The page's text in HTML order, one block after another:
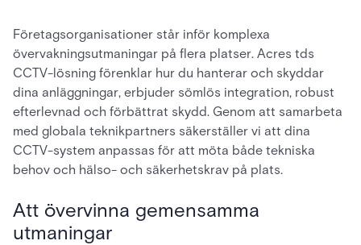
Företagsorganisationer står inför komplexa
övervakningsutmaningar på flera platser. Acres tds
CCTV-lösning förenklar hur du hanterar och skyddar
dina anläggningar, erbjuder sömlös integration, robust
efterlevnad och förbättrat skydd. Genom att samarbeta
med globala teknikpartners säkerställer vi att dina
CCTV-system anpassas för att möta både tekniska
behov och hälso- och säkerhetskrav på plats.
Att övervinna gemensamma
utmaningar